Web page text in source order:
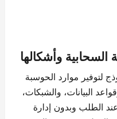
السحابية وأشكالها
لتوفير موارد الحوسبة
البيانات، والشبكات،
الطلب وبدون إدارة